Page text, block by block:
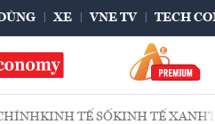
XE VNE TV TECH
KINH TẾ SỐKINH TẾ XANH